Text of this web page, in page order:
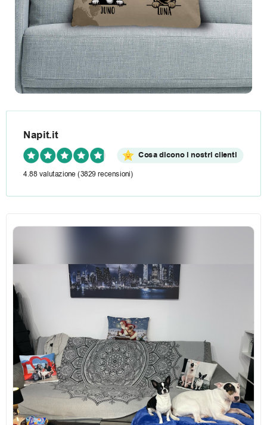
Napit.it
Cosa dicono i nostri clienti
4.88 valutazione (3829 recensioni)